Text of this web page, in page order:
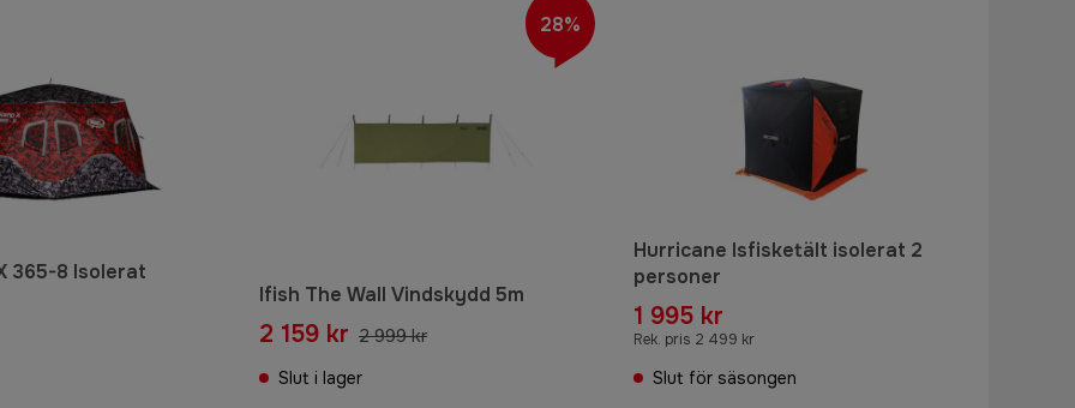
365-8 Isolerat
Ifish The Wall Vindskydd 5m
2 159 kr 2 999 kr
Slut i lager
28%
Hurricane Isfisketält isolerat 2
personer
1 995 kr
Rek. pris 2 499 kr
Slut för säsongen